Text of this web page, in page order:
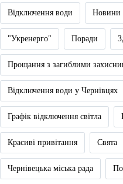
Відключення води Новини
"Укренерго" Поради
Прощання з загиблими
Відключення води у Чернівцях
Графік відключення світла
Красиві привітання Свята
Чернівецька міська рада